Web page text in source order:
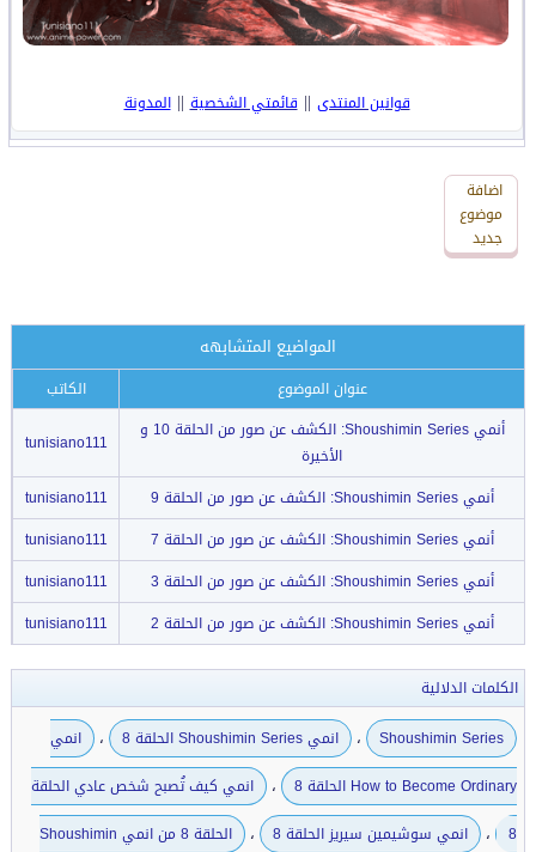
قوانين المنتدى ||قائمتي الشخصية||المدونة
اضافة
رد
جديد
اضافة
موضوع
جديد
المواضيع المتشابهه
عنوان الموضوع
الكاتب
أنمي Shoushimin Series: الكشف عن صور من الحلقة 10 و
الأخيرة
tunisiano111
أنمي Shoushimin Series: الكشف عن صور من الحلقة 9
tunisiano111
أنمي Shoushimin Series: الكشف عن صور من الحلقة 7
tunisiano111
أنمي Shoushimin Series: الكشف عن صور من الحلقة 3
tunisiano111
أنمي Shoushimin Series: الكشف عن صور من الحلقة 2
tunisiano111
الكلمات الدلالية
Shoushimin Series
، انمي Shoushimin Series الحلقة 8 ،
انمي
How to Become Ordinary الحلقة 8
،
انمي كيف تُصبح شخص عادي الحلقة
8
، انمي سوشيمين سيريز الحلقة 8 ،
الحلقة 8 من انمي Shoushimin